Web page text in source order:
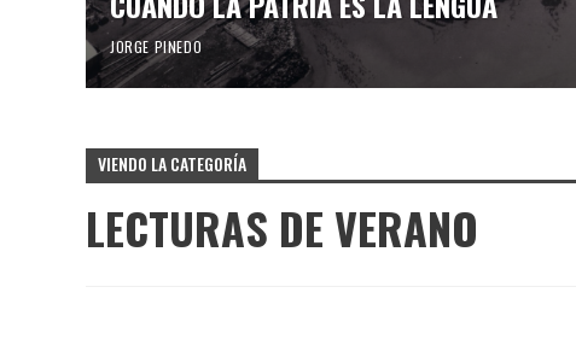
JORGE PINEDO
VIENDO LA CATEGORÍA
LECTURAS DE VERANO